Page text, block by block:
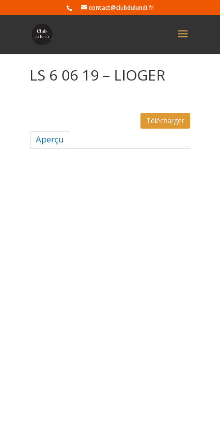
contact@clubdulundi.fr
LS 6 06 19 – LIOGER
Télécharger
Aperçu